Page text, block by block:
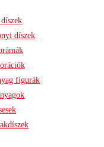
díszek
figurák